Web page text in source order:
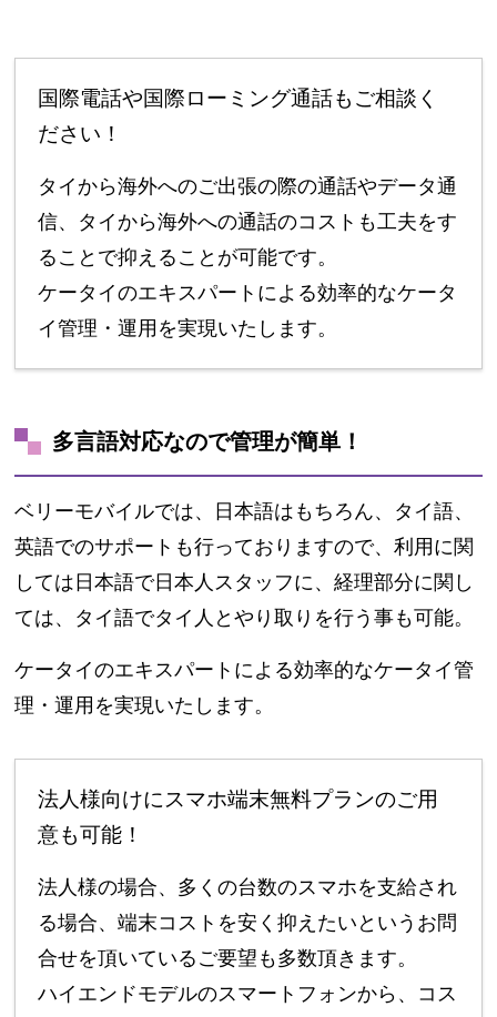
国際電話や国際ローミング通話もご相談く
ださい！
タイから海外へのご出張の際の通話やデータ通
信、タイから海外への通話のコストも工夫をす
ることで抑えることが可能です。
ケータイのエキスパートによる効率的なケータ
イ管理・運用を実現いたします。
多言語対応なので管理が簡単！
ベリーモバイルでは、日本語はもちろん、タイ語、
英語でのサポートも行っておりますので、利用に関
しては日本語で日本人スタッフに、経理部分に関し
ては、タイ語でタイ人とやり取りを行う事も可能。
ケータイのエキスパートによる効率的なケータイ管
理・運用を実現いたします。
法人様向けにスマホ端末無料プランのご用
意も可能！
法人様の場合、多くの台数のスマホを支給され
る場合、端末コストを安く抑えたいというお問
合せを頂いているご要望も多数頂きます。
ハイエンドモデルのスマートフォンから、コス